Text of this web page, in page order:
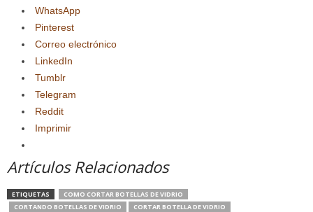
WhatsApp
Pinterest
Correo electrónico
LinkedIn
Tumblr
Telegram
Reddit
Imprimir
Artículos Relacionados
ETIQUETAS
COMO CORTAR BOTELLAS DE VIDRIO
CORTANDO BOTELLAS DE VIDRIO
CORTAR BOTELLA DE VIDRIO